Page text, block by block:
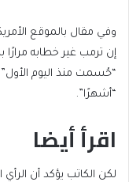
وفي مقال بالموقع
إن ترمب غير خطابه مرارًا
“حُسمت منذ اليوم
“أشهرًا”.
اقرأ أيضا
list
end
لكن الكاتب يؤكد أن